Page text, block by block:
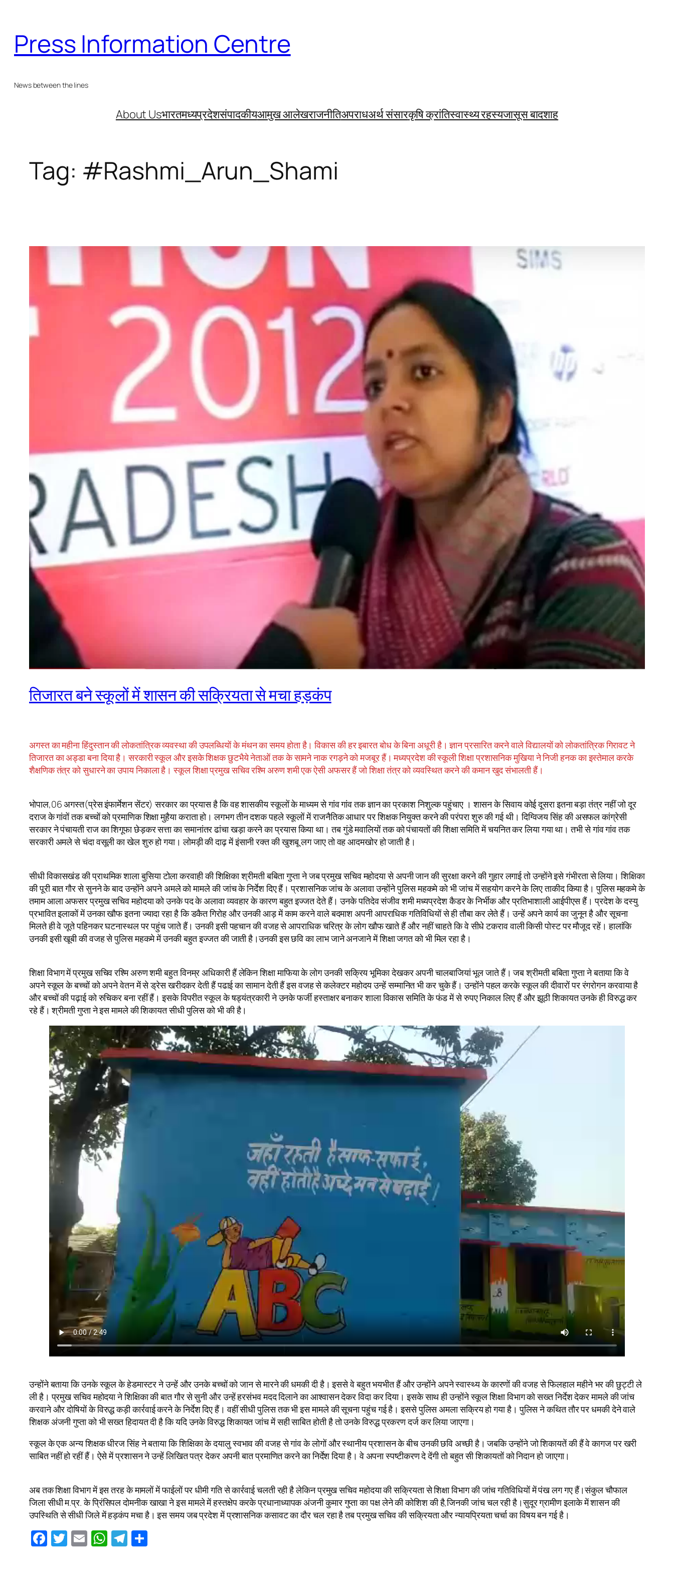
content
Press Information Centre
News between the lines
About Usभारतमध्यप्रदेशसंपादकीयआमुख आलेखराजनीतिअपराधअर्थ संसारकृषि क्रांतिस्वास्थ्य रहस्यजासूस बादशाह
Tag: #Rashmi_Arun_Shami
तिजारत बने स्कूलों में शासन की सक्रियता से मचा हड़कंप
अगस्त का महीना हिंदुस्तान की लोकतांत्रिक व्यवस्था की उपलब्धियों के मंथन का समय होता है। विकास की हर इबारत बोध के बिना अधूरी है। ज्ञान प्रसारित करने वाले विद्यालयों को लोकतांत्रिक गिरावट ने
तिजारत का अड्डा बना दिया है। सरकारी स्कूल और इसके शिक्षक छुटभैये नेताओं तक के सामने नाक रगड़ने को मजबूर हैं। मध्यप्रदेश की स्कूली शिक्षा प्रशासनिक मुखिया ने निजी हनक का इस्तेमाल करके
शैक्षणिक तंत्र को सुधारने का उपाय निकाला है। स्कूल शिक्षा प्रमुख सचिव रश्मि अरुण शमी एक ऐसी अफसर हैं जो शिक्षा तंत्र को व्यवस्थित करने की कमान खुद संभालती हैं।
भोपाल,06 अगस्त(प्रेस इंफार्मेशन सेंटर) सरकार का प्रयास है कि वह शासकीय स्कूलों के माध्यम से गांव गांव तक ज्ञान का प्रकाश निशुल्क पहुंचाए । शासन के सिवाय कोई दूसरा इतना बड़ा तंत्र नहीं जो दूर
दराज के गांवों तक बच्चों को प्रमाणिक शिक्षा मुहैया कराता हो। लगभग तीन दशक पहले स्कूलों में राजनैतिक आधार पर शिक्षक नियुक्त करने की परंपरा शुरु की गई थी। दिग्विजय सिंह की असफल कांग्रेसी
सरकार ने पंचायती राज का शिगूफा छेड़कर सत्ता का समानांतर ढांचा खड़ा करने का प्रयास किया था। तब गुंडे मवालियों तक को पंचायतों की शिक्षा समिति में चयनित कर लिया गया था। तभी से गांव गांव तक
सरकारी अमले से चंदा वसूली का खेल शुरु हो गया। लोमड़ी की दाढ़ में इंसानी रक्त की खुशबू लग जाए तो वह आदमखोर हो जाती है।
सीधी विकासखंड की प्राथमिक शाला बुसिया टोला करवाही की शिक्षिका श्रीमती बबिता गुप्ता ने जब प्रमुख सचिव महोदया से अपनी जान की सुरक्षा करने की गुहार लगाई तो उन्होंने इसे गंभीरता से लिया। शिक्षिका
की पूरी बात गौर से सुनने के बाद उन्होंने अपने अमले को मामले की जांच के निर्देश दिए हैं। प्रशासनिक जांच के अलावा उन्होंने पुलिस महकमे को भी जांच में सहयोग करने के लिए ताकीद किया है। पुलिस महकमे के
तमाम आला अफसर प्रमुख सचिव महोदया को उनके पद के अलावा व्यवहार के कारण बहुत इज्जत देते हैं। उनके पतिदेव संजीव शमी मध्यप्रदेश कैडर के निर्भीक और प्रतिभाशाली आईपीएस हैं। प्रदेश के दस्यु
प्रभावित इलाकों में उनका खौफ इतना ज्यादा रहा है कि डकैत गिरोह और उनकी आड़ में काम करने वाले बदमाश अपनी आपराधिक गतिविधियों से ही तौबा कर लेते हैं। उन्हें अपने कार्य का जुनून है और सूचना
मिलते ही वे जूते पहिनकर घटनास्थल पर पहुंच जाते हैं। उनकी इसी पहचान की वजह से आपराधिक चरित्र के लोग खौफ खाते हैं और नहीं चाहते कि वे सीधे टकराव वाली किसी पोस्ट पर मौजूद रहें। हालांकि
उनकी इसी खूबी की वजह से पुलिस महकमे में उनकी बहुत इज्जत की जाती है।उनकी इस छवि का लाभ जाने अनजाने में शिक्षा जगत को भी मिल रहा है।
शिक्षा विभाग में प्रमुख सचिव रश्मि अरुण शमी बहुत विनम्र अधिकारी हैं लेकिन शिक्षा माफिया के लोग उनकी सक्रिय भूमिका देखकर अपनी चालबाजियां भूल जाते हैं। जब श्रीमती बबिता गुप्ता ने बताया कि वे
अपने स्कूल के बच्चों को अपने वेतन में से ड्रेस खरीदकर देती हैं पढाई का सामान देती हैं इस वजह से कलेक्टर महोदय उन्हें सम्मानित भी कर चुके हैं। उन्होंने पहल करके स्कूल की दीवारों पर रंगरोगन करवाया है
और बच्चों की पढ़ाई को रुचिकर बना रहीं हैं। इसके विपरीत स्कूल के षड्यंत्रकारी ने उनके फर्जी हस्ताक्षर बनाकर शाला विकास समिति के फंड में से रुपए निकाल लिए हैं और झूठी शिकायत उनके ही विरुद्ध कर
रहे हैं। श्रीमती गुप्ता ने इस मामले की शिकायत सीधी पुलिस को भी की है।
उन्होंने बताया कि उनके स्कूल के हेडमास्टर ने उन्हें और उनके बच्चों को जान से मारने की धमकी दी है। इससे वे बहुत भयभीत हैं और उन्होंने अपने स्वास्थ्य के कारणों की वजह से फिलहाल महीने भर की छुट्टी ले
ली है। प्रमुख सचिव महोदया ने शिक्षिका की बात गौर से सुनी और उन्हें हरसंभव मदद दिलाने का आश्वासन देकर विदा कर दिया। इसके साथ ही उन्होंने स्कूल शिक्षा विभाग को सख्त निर्देश देकर मामले की जांच
करवाने और दोषियों के विरुद्ध कड़ी कार्रवाई करने के निर्देश दिए हैं। वहीं सीधी पुलिस तक भी इस मामले की सूचना पहुंच गई है। इससे पुलिस अमला सक्रिय हो गया है। पुलिस ने कथित तौर पर धमकी देने वाले
शिक्षक अंजनी गुप्ता को भी सख्त हिदायत दी है कि यदि उनके विरुद्ध शिकायत जांच में सही साबित होती है तो उनके विरुद्ध प्रकरण दर्ज कर लिया जाएगा।
स्कूल के एक अन्य शिक्षक धीरज सिंह ने बताया कि शिक्षिका के दयालु स्वभाव की वजह से गांव के लोगों और स्थानीय प्रशासन के बीच उनकी छवि अच्छी है। जबकि उन्होंने जो शिकायतें की हैं वे कागज पर खरी
साबित नहीं हो रहीं हैं। ऐसे में प्रशासन ने उन्हें लिखित पत्र देकर अपनी बात प्रमाणित करने का निर्देश दिया है। वे अपना स्पष्टीकरण दे देंगी तो बहुत सी शिकायतों को निदान हो जाएगा।
अब तक शिक्षा विभाग में इस तरह के मामलों में फाईलों पर धीमी गति से कार्रवाई चलती रही है लेकिन प्रमुख सचिव महोदया की सक्रियता से शिक्षा विभाग की जांच गतिविधियों में पंख लग गए हैं।संकुल चौफाल
जिला सीधी म.प्र. के प्रिंसिपल दोमनीक खाखा ने इस मामले में हस्तक्षेप करके प्रधानाध्यापक अंजनी कुमार गुप्ता का पक्ष लेने की कोशिश की है,जिनकी जांच चल रही है।सुदूर ग्रामीण इलाके में शासन की
उपस्थिति से सीधी जिले में हड़कंप मचा है। इस समय जब प्रदेश में प्रशासनिक कसावट का दौर चल रहा है तब प्रमुख सचिव की सक्रियता और न्यायप्रियता चर्चा का विषय बन गई है।
Facebook
Twitter
EmailWhatsApp
Telegram